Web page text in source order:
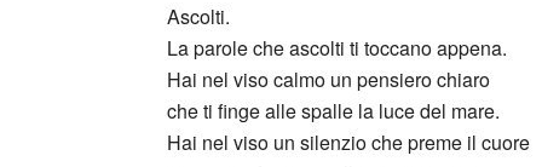
Ascolti.
La parole che ascolti ti toccano appena.
Hai nel viso calmo un pensiero chiaro
che ti finge alle spalle la luce del mare.
Hai nel viso un silenzio che preme il cuore